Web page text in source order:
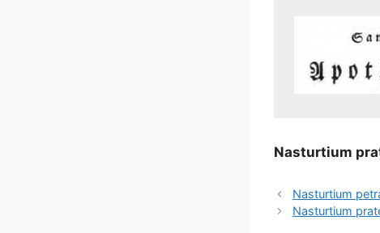
Nas­t­ur­ti­um
Nasturtium
Nasturtium